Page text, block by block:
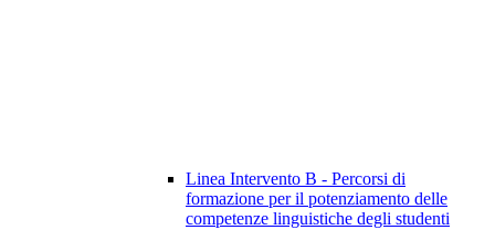
Linea Intervento B - Percorsi di
formazione per il potenziamento delle
competenze linguistiche degli studenti